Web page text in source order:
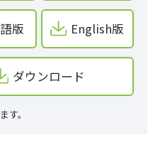
版 English版
ダウンロード
す。